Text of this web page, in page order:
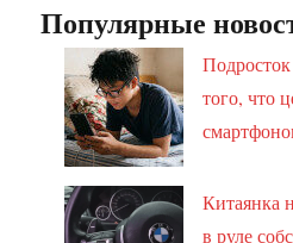
Популярные
того, что
Китаянка
в руле